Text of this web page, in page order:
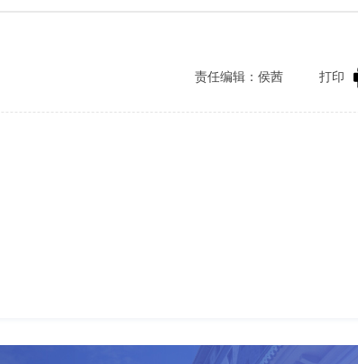
打印
责任编辑：侯茜